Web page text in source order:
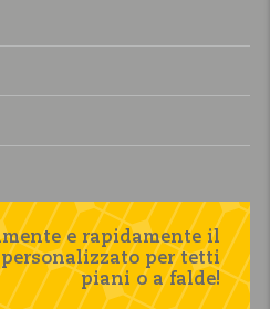
e rapidamente il
per tetti
piani o a falde!